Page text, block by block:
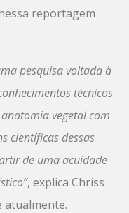
reportagem
pesquisa voltada à
técnicos
vegetal com
científicas dessas
de uma acuidade
, explica Chriss
atualmente.